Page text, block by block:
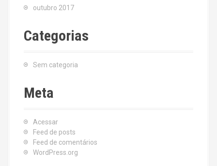
outubro 2017
Categorias
Sem categoria
Meta
Acessar
Feed de posts
Feed de comentários
WordPress.org